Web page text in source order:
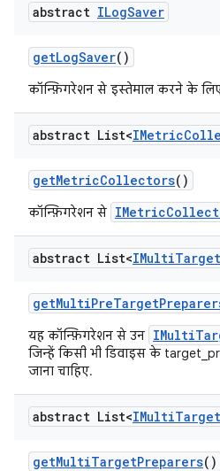
abstract ILogSaver
getLogSaver()
कॉन्फ़िगरेशन से इस्तेमाल करने के
abstract List<IMetric
getMetricCollectors()
कॉन्फ़िगरेशन से
abstract List<IMultiTarget
getMultiPreTarget
यह कॉन्फ़िगरेशन से उन
जिन्हें किसी भी डिवाइस के
जाना चाहिए.
abstract List<IMultiTarget
getMultiTargetPreparers()